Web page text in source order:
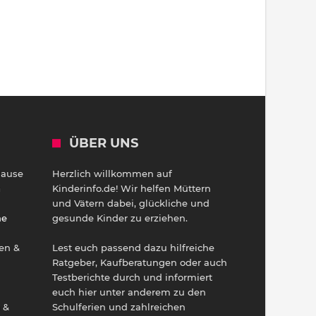
&
&
ÜBER UNS
Herzlich willkommen auf
Kinderinfo.de! Wir helfen Müttern
und Vätern dabei, glückliche und
gesunde Kinder zu erziehen.
Lest euch passend dazu hilfreiche
Ratgeber, Kaufberatungen oder auch
Testberichte durch und informiert
euch hier unter anderem zu den
Schulferien und zahlreichen